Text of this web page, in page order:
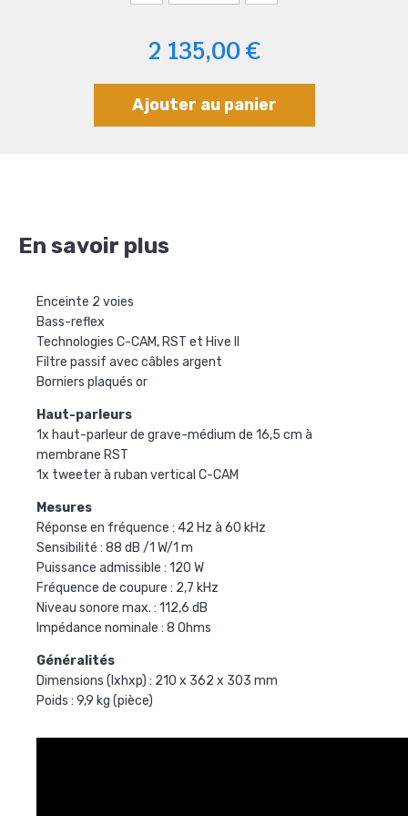
2 135,00 €
Ajouter au panier
En savoir plus
Enceinte 2 voies
Bass-reflex
Technologies C-CAM, RST et Hive II
Filtre passif avec câbles argent
Borniers plaqués or
Haut-parleurs
1x haut-parleur de grave-médium de 16,5 cm à
membrane RST
1x tweeter à ruban vertical C-CAM
Mesures
Réponse en fréquence : 42 Hz à 60 kHz
Sensibilité : 88 dB /1 W/1 m
Puissance admissible : 120 W
Fréquence de coupure : 2,7 kHz
Niveau sonore max. : 112,6 dB
Impédance nominale : 8 Ohms
Généralités
Dimensions (lxhxp) : 210 x 362 x 303 mm
Poids : 9,9 kg (pièce)